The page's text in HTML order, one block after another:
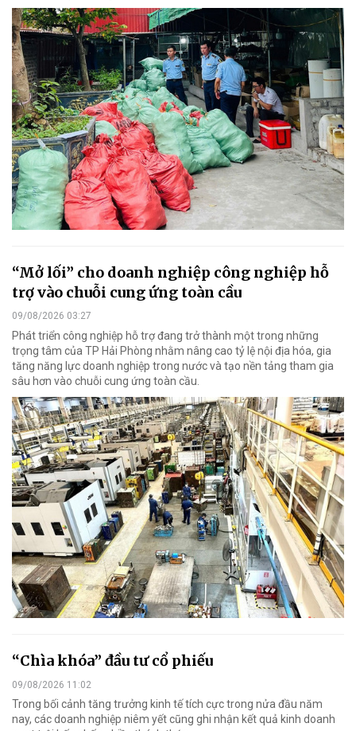
“Mở lối” cho doanh nghiệp công nghiệp hỗ
trợ vào chuỗi cung ứng toàn cầu
09/08/2026 03:27
Phát triển công nghiệp hỗ trợ đang trở thành một trong những
trọng tâm của TP Hải Phòng nhằm nâng cao tỷ lệ nội địa hóa, gia
tăng năng lực doanh nghiệp trong nước và tạo nền tảng tham gia
sâu hơn vào chuỗi cung ứng toàn cầu.
“Chìa khóa” đầu tư cổ phiếu
09/08/2026 11:02
Trong bối cảnh tăng trưởng kinh tế tích cực trong nửa đầu năm
nay, các doanh nghiệp niêm yết cũng ghi nhận kết quả kinh doanh